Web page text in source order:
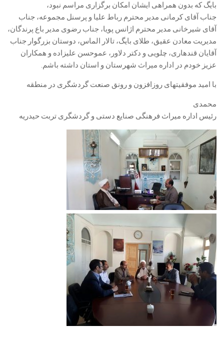
بایگ که بدون همراهی ایشان امکان برگزاری مراسم نبود،
جناب آقای کرمانی مدیر محترم رباط علیا و پرسنل مجموعه، جناب
آقای شیرخانی مدیر محترم اژانس پویا، جناب رضوی مدیر باع پرندگان،
مدیریت معادن عقیق، طلای بایگ، تالار الماس، دوستان بزرگوار جناب
آقایان قندهاری، چلویی و دکتر دلاور، عموحسن علیزاده و همکاران
عزیز خودم در اداره میراث شهرستان و استان داشته باشم.
با امید موفقیتهای روزافزون و رونق صنعت گردشگری در منطقه
محمدی
رئیس اداره میراث فرهنگی صنایع دستی و گردشگری تربت حیدریه